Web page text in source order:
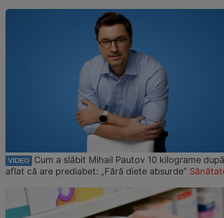
VIDEO
Cum a slăbit Mihail Pautov 10 kilograme
aflat că are prediabet: „Fără diete absurde”